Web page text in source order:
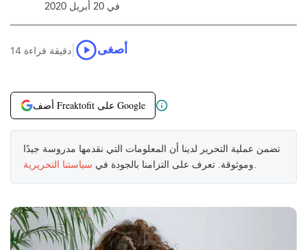
في 20 أبريل 2020
14 دقيقة قراءة أصغى
أضف Freaktofit على Google
تضمن عملية التحرير لدينا أن المعلومات التي نقدمها مدروسة جيدًا
وموثوقة. تعرف على التزامنا بالجودة في سياستنا التحريرية